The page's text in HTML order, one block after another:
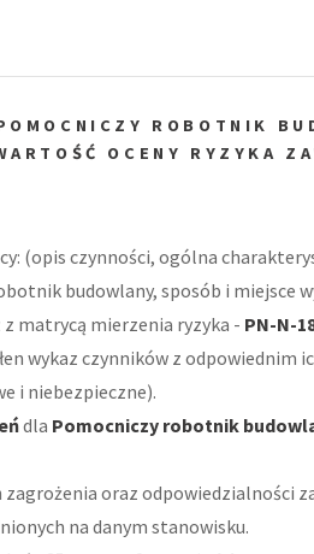
ROBOTNIK
OCENY RYZYKA
(opis czynności, ogólna
budowlany, sposób i miejsce
z matrycą mierzenia ryzyka - PN-N-
wykaz czynników z odpowiednim
i niebezpieczne).
dla Pomocniczy robotnik
zagrożenia oraz odpowiedzialności
na danym stanowisku.